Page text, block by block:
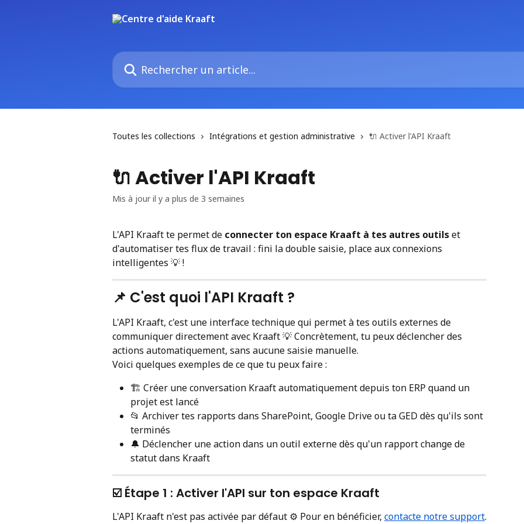
Rechercher un article...
Toutes les collections Intégrations et gestion administrative 🔌 Activer l'API Kraaft
🔌 Activer l'API Kraaft
Mis à jour il y a plus de 3 semaines
L'API Kraaft te permet de connecter ton espace Kraaft à tes autres outils et
d'automatiser tes flux de travail : fini la double saisie, place aux connexions
intelligentes 💡 !
📌 C'est quoi l'API Kraaft ?
L'API Kraaft, c'est une interface technique qui permet à tes outils externes de
communiquer directement avec Kraaft 💡 Concrètement, tu peux déclencher des
actions automatiquement, sans aucune saisie manuelle.
Voici quelques exemples de ce que tu peux faire :
🏗️ Créer une conversation Kraaft automatiquement depuis ton ERP quand un
projet est lancé
📂 Archiver tes rapports dans SharePoint, Google Drive ou ta GED dès qu'ils sont
terminés
🔔 Déclencher une action dans un outil externe dès qu'un rapport change de
statut dans Kraaft
☑️ Étape 1 : Activer l'API sur ton espace Kraaft
L'API Kraaft n'est pas activée par défaut ⚙️ Pour en bénéficier, contacte notre support.